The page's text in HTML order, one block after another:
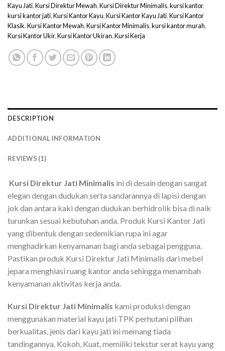
Kayu Jati,Kursi Direktur Mewah,Kursi Direktur Minimalis,kursi kantor,
kursi kantor jati,Kursi Kantor Kayu,Kursi Kantor Kayu Jati,Kursi Kantor
Klasik,Kursi Kantor Mewah,Kursi Kantor Minimalis,kursi kantor murah,
Kursi Kantor Ukir,Kursi Kantor Ukiran,Kursi Kerja
DESCRIPTION
ADDITIONAL INFORMATION
REVIEWS (1)
Kursi Direktur Jati Minimalis ini di desain dengan sangat
elegan dengan dudukan serta sandarannya di lapisi dengan
jok dan antara kaki dengan dudukan berhidrolik bisa di naik
turunkan sesuai kebutuhan anda. Produk Kursi Kantor Jati
yang dibentuk dengan sedemikian rupa ini agar
menghadirkan kenyamanan bagi anda sebagai pengguna.
Pastikan produk Kursi Direktur Jati Minimalis dari mebel
jepara menghiasi ruang kantor anda sehingga menambah
kenyamanan aktivitas kerja anda.
Kursi Direktur Jati Minimalis kami produksi dengan
menggunakan material kayu jati TPK perhutani pilihan
berkualitas, jenis dari kayu jati ini memang tiada
tandingannya. Kokoh, Kuat, memiliki tekstur serat kayu yang